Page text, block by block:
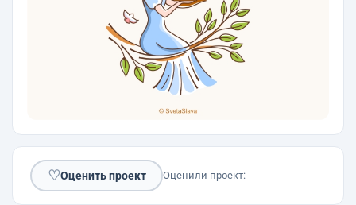
♡Оценить проект Оценили проект: